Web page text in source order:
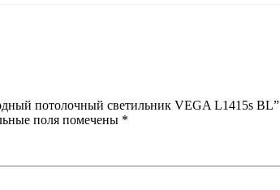
потолочный светильник VEGA L1415s BL”
поля помечены *